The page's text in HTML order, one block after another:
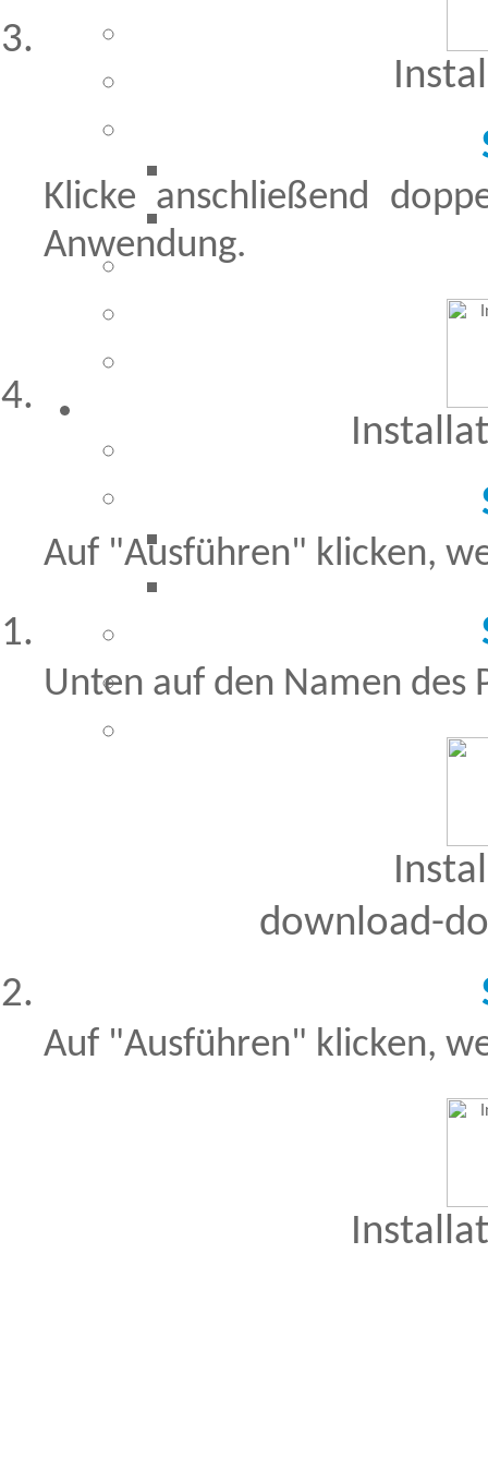
Klicke anschließend
Anwendung.
Auf "Ausführen" klicken,
Unten auf den Namen des
download-
Auf "Ausführen" klicken,